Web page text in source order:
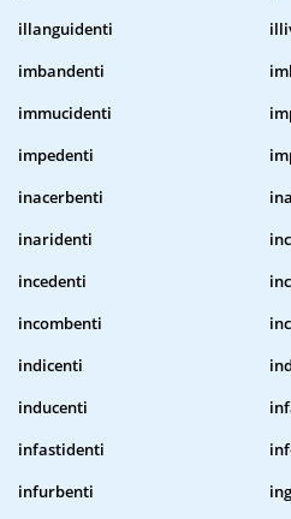
illanguidenti
imbandenti
immucidenti
impedenti
inacerbenti
inaridenti
incedenti
incombenti
indicenti
inducenti
infastidenti
infurbenti